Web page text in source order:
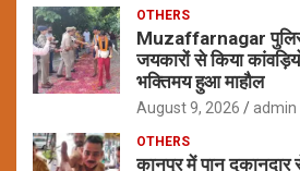
OTHERS
Muzaffarnagar
जयकारों से किया
भक्तिमय हुआ माहौल
August 9, 2026 admin
OTHERS
कानपुर में पान दुकानदार